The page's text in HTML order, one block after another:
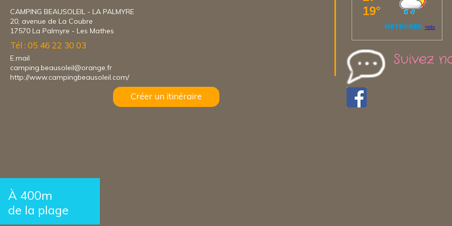
CAMPING BEAUSOLEIL - LA PALMYRE
20, avenue de La Coubre
17570 La Palmyre - Les Mathes
Tél : 05 46 22 30 03
E.mail
camping.beausoleil@orange.fr
http://www.campingbeausoleil.com/
Créer un itinéraire
Suivez
À 400m
de la plage